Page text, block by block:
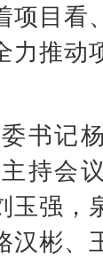
项目看
力推动
记杨
持会
玉强，
汉彬、